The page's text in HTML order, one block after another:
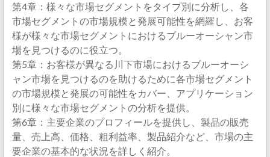
第4章：様々な市場セグメントをタイプ別に分析し、各
市場セグメントの市場規模と発展可能性を網羅し、お客
様が様々な市場セグメントにおけるブルーオーシャン市
場を見つけるのに役立つ。
第5章：お客様が異なる川下市場におけるブルーオーシ
ャン市場を見つけるのを助けるために各市場セグメント
の市場規模と発展の可能性をカバー、アプリケーション
別に様々な市場セグメントの分析を提供。
第6章：主要企業のプロフィールを提供し、製品の販売
量、売上高、価格、粗利益率、製品紹介など、市場の主
要企業の基本的な状況を詳しく紹介。